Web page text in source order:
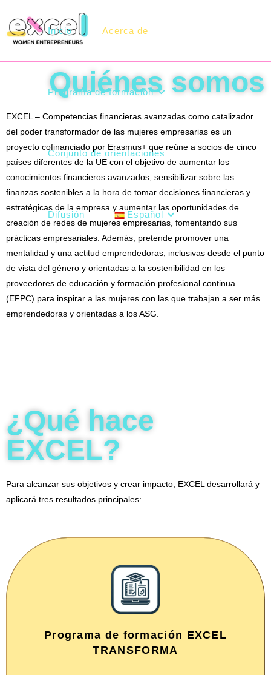
Inicio Acerca de
Programa de formación
Conjunto de orientaciones
Difusión Español
Quiénes somos
EXCEL – Competencias financieras avanzadas como catalizador
del poder transformador de las mujeres empresarias es un
proyecto cofinanciado por Erasmus+ que reúne a socios de cinco
países diferentes de la UE con el objetivo de aumentar los
conocimientos financieros avanzados, sensibilizar sobre las
finanzas sostenibles a la hora de tomar decisiones financieras y
estratégicas de la empresa y aumentar las oportunidades de
creación de redes de mujeres empresarias, fomentando sus
prácticas empresariales. Además, pretende promover una
mentalidad y una actitud emprendedoras, inclusivas desde el punto
de vista del género y orientadas a la sostenibilidad en los
proveedores de educación y formación profesional continua
(EFPC) para inspirar a las mujeres con las que trabajan a ser más
emprendedoras y orientadas a los ASG.
¿Qué hace
EXCEL?
Para alcanzar sus objetivos y crear impacto, EXCEL desarrollará y
aplicará tres resultados principales:
Programa de formación EXCEL
TRANSFORMA